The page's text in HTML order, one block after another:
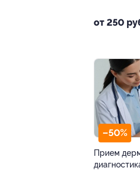
от 250
–50%
Прием